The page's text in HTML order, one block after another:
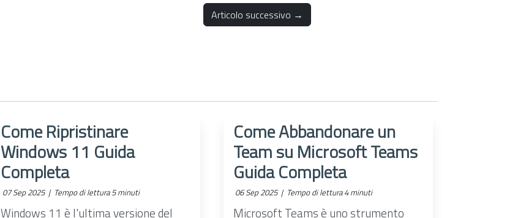
Articolo successivo →
Come Ripristinare
Windows 11 Guida
Completa
07 Sep 2025 | Tempo di lettura 5 minuti
Windows 11 è l'ultima versione del
Come Abbandonare un
Team su Microsoft Teams
Guida Completa
06 Sep 2025 | Tempo di lettura 4 minuti
Microsoft Teams è uno strumento